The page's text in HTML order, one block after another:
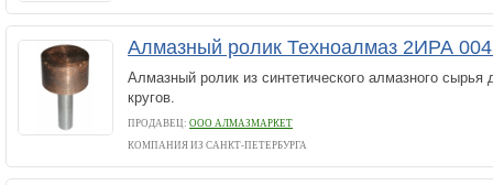
Алмазный ролик Техноалмаз 2ИРА
Алмазный ролик из синтетического алмазного сырья
кругов.
ПРОДАВЕЦ: ООО АЛМАЗМАРКЕТ
КОМПАНИЯ ИЗ САНКТ-ПЕТЕРБУРГА